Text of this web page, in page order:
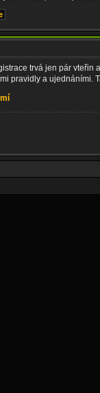
trvá jen pár
pravidly a ujednáními.